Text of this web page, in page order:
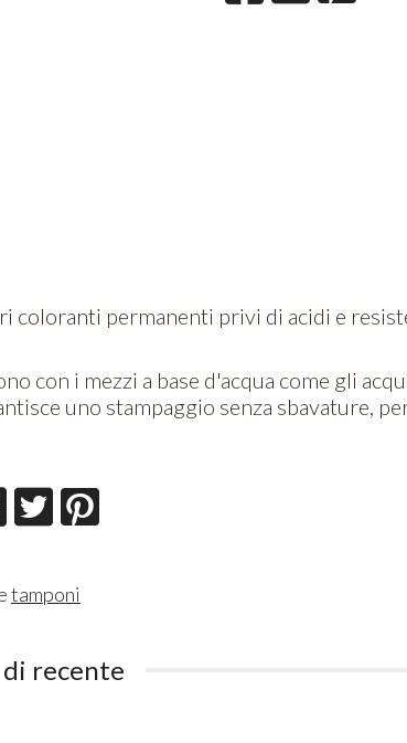
coloranti permanenti privi di acidi e
con i mezzi a base d'acqua come gli
uno stampaggio senza sbavature,
tamponi
recente